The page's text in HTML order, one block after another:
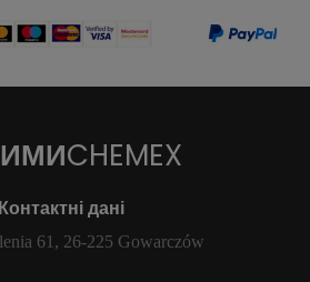
CHEMEX
Контактні дані
61, 26-225 Gowarczów